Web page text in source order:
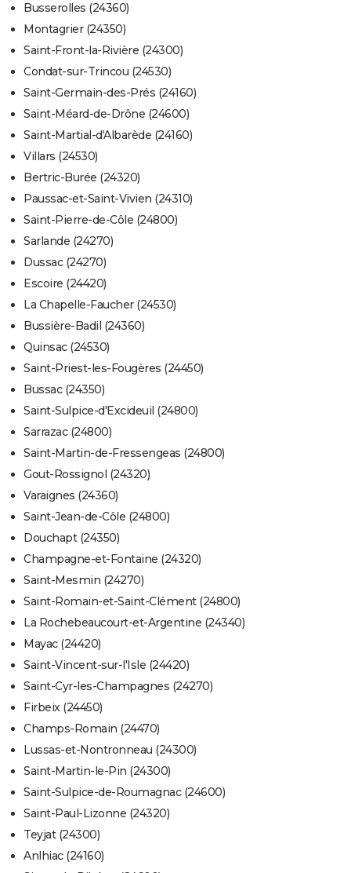
Busserolles (24360)
Montagrier (24350)
Saint-Front-la-Rivière (24300)
Condat-sur-Trincou (24530)
Saint-Germain-des-Prés (24160)
Saint-Méard-de-Drône (24600)
Saint-Martial-d'Albarède (24160)
Villars (24530)
Bertric-Burée (24320)
Paussac-et-Saint-Vivien (24310)
Saint-Pierre-de-Côle (24800)
Sarlande (24270)
Dussac (24270)
Escoire (24420)
La Chapelle-Faucher (24530)
Bussière-Badil (24360)
Quinsac (24530)
Saint-Priest-les-Fougères (24450)
Bussac (24350)
Saint-Sulpice-d'Excideuil (24800)
Sarrazac (24800)
Saint-Martin-de-Fressengeas (24800)
Gout-Rossignol (24320)
Varaignes (24360)
Saint-Jean-de-Côle (24800)
Douchapt (24350)
Champagne-et-Fontaine (24320)
Saint-Mesmin (24270)
Saint-Romain-et-Saint-Clément (24800)
La Rochebeaucourt-et-Argentine (24340)
Mayac (24420)
Saint-Vincent-sur-l'Isle (24420)
Saint-Cyr-les-Champagnes (24270)
Firbeix (24450)
Champs-Romain (24470)
Lussas-et-Nontronneau (24300)
Saint-Martin-le-Pin (24300)
Saint-Sulpice-de-Roumagnac (24600)
Saint-Paul-Lizonne (24320)
Teyjat (24300)
Anlhiac (24160)